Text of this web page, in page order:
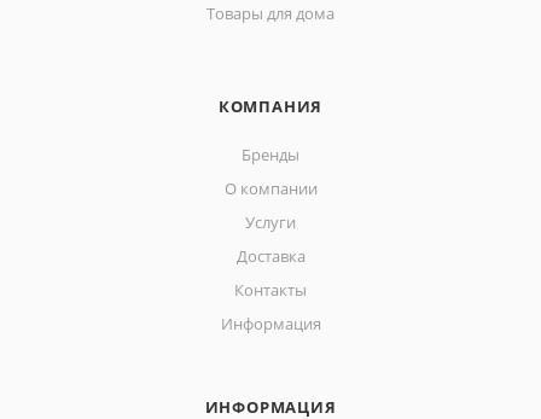
Товары для дома
КОМПАНИЯ
Бренды
О компании
Услуги
Доставка
Контакты
Информация
ИНФОРМАЦИЯ